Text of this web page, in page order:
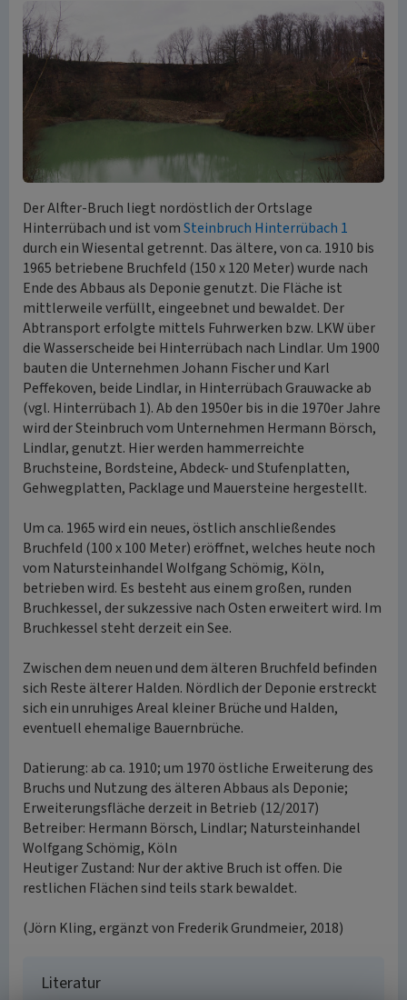
Der Alfter-Bruch liegt nordöstlich der Ortslage
Hinterrübach und ist vomSteinbruch Hinterrübach 1
durch ein Wiesental getrennt. Das ältere, von ca. 1910 bis
1965 betriebene Bruchfeld (150 x 120 Meter) wurde nach
Ende des Abbaus als Deponie genutzt. Die Fläche ist
mittlerweile verfüllt, eingeebnet und bewaldet. Der
Abtransport erfolgte mittels Fuhrwerken bzw. LKW über
die Wasserscheide bei Hinterrübach nach Lindlar. Um 1900
bauten die Unternehmen Johann Fischer und Karl
Peffekoven, beide Lindlar, in Hinterrübach Grauwacke ab
(vgl. Hinterrübach 1). Ab den 1950er bis in die 1970er Jahre
wird der Steinbruch vom Unternehmen Hermann Börsch,
Lindlar, genutzt. Hier werden hammerreichte
Bruchsteine, Bordsteine, Abdeck- und Stufenplatten,
Gehwegplatten, Packlage und Mauersteine hergestellt.
Um ca. 1965 wird ein neues, östlich anschließendes
Bruchfeld (100 x 100 Meter) eröffnet, welches heute noch
vom Natursteinhandel Wolfgang Schömig, Köln,
betrieben wird. Es besteht aus einem großen, runden
Bruchkessel, der sukzessive nach Osten erweitert wird. Im
Bruchkessel steht derzeit ein See.
Zwischen dem neuen und dem älteren Bruchfeld befinden
sich Reste älterer Halden. Nördlich der Deponie erstreckt
sich ein unruhiges Areal kleiner Brüche und Halden,
eventuell ehemalige Bauernbrüche.
Datierung: ab ca. 1910; um 1970 östliche Erweiterung des
Bruchs und Nutzung des älteren Abbaus als Deponie;
Erweiterungsfläche derzeit in Betrieb (12/2017)
Betreiber: Hermann Börsch, Lindlar; Natursteinhandel
Wolfgang Schömig, Köln
Heutiger Zustand: Nur der aktive Bruch ist offen. Die
restlichen Flächen sind teils stark bewaldet.
(Jörn Kling, ergänzt von Frederik Grundmeier, 2018)
Literatur